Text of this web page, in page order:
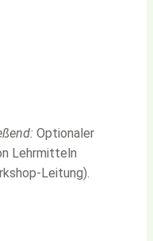
Optionaler
Lehrmitteln
Leitung).